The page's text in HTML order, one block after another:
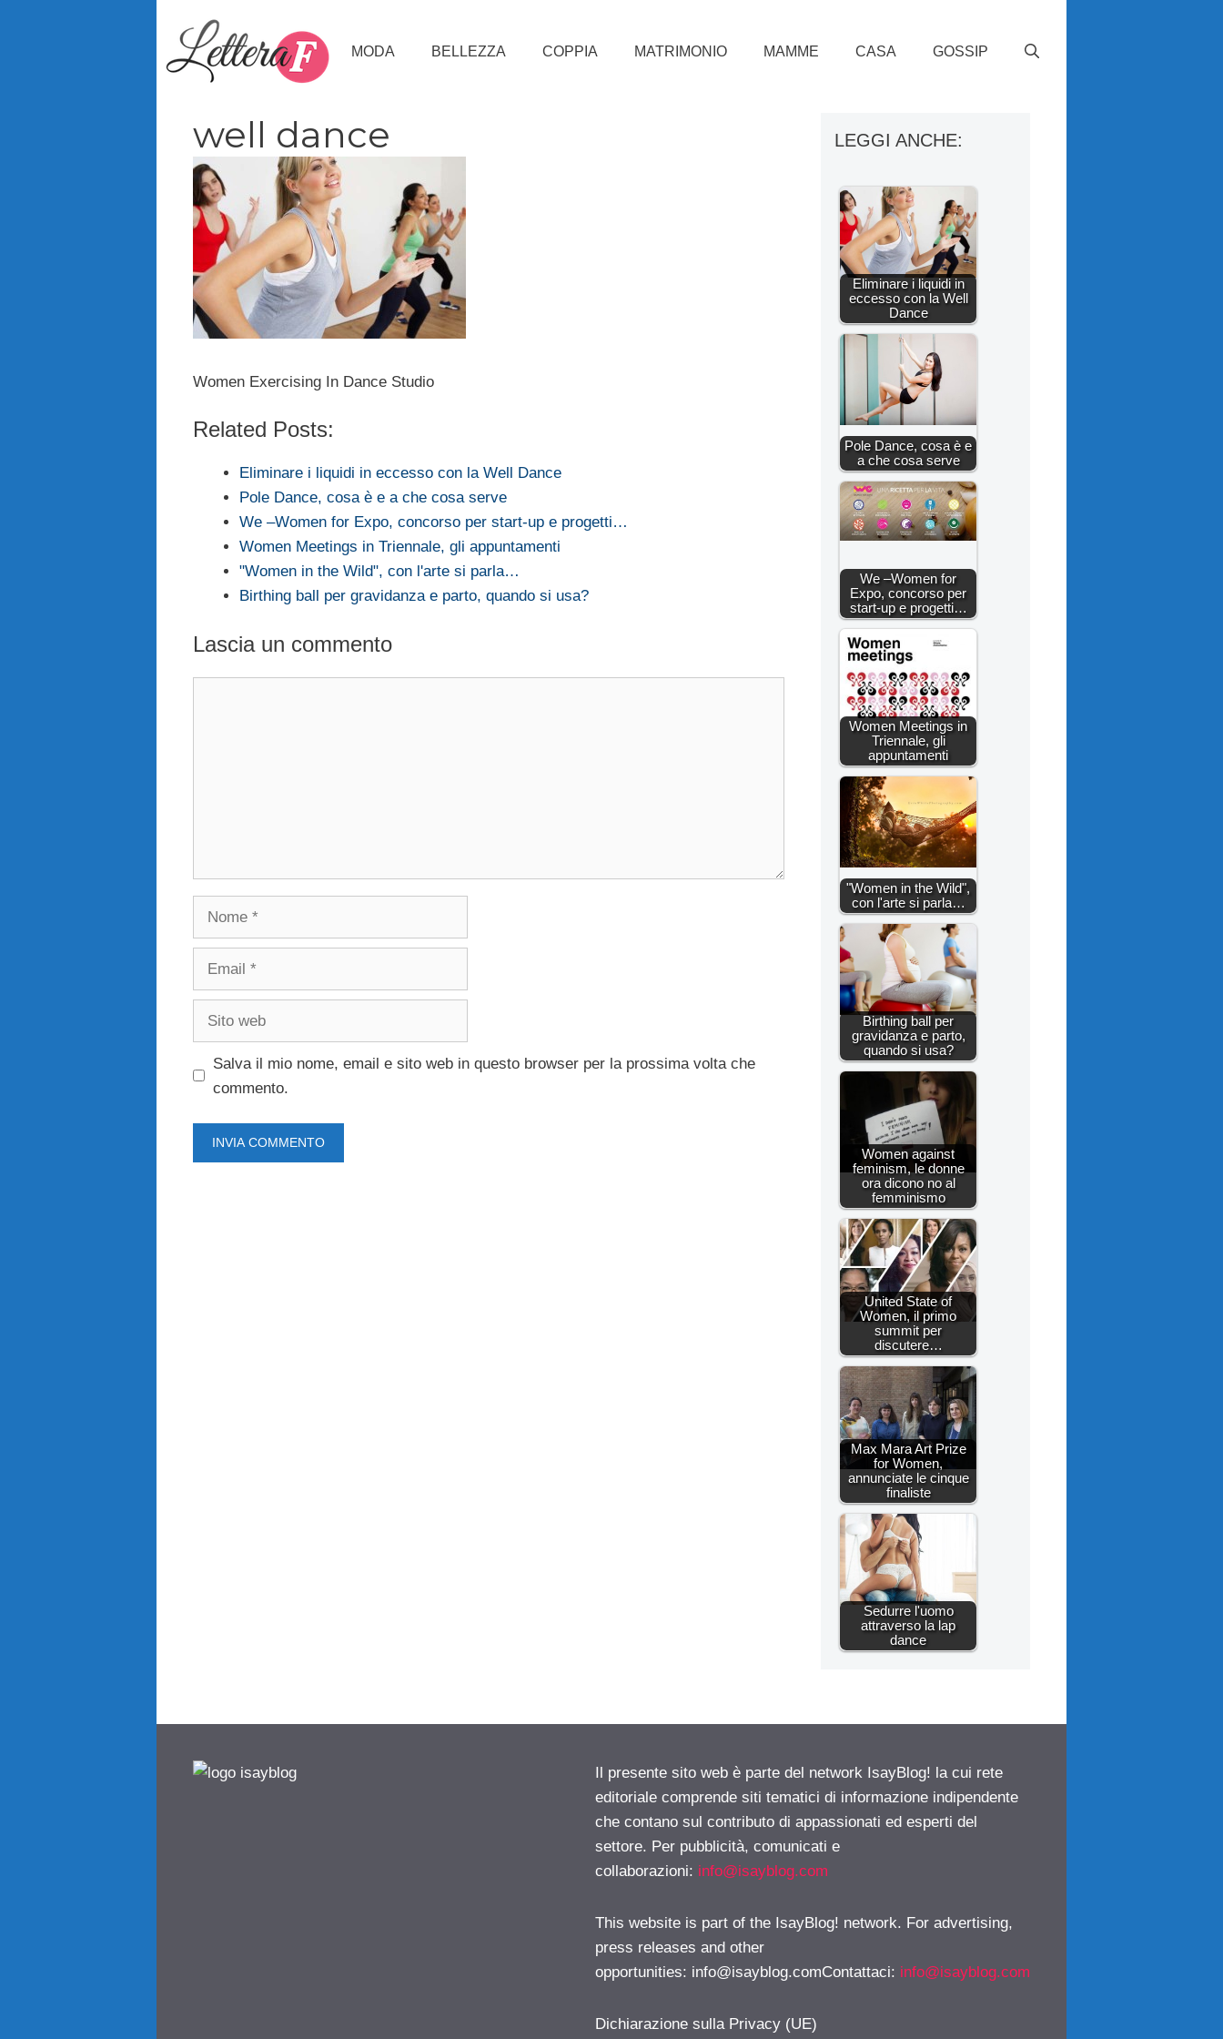
MODA BELLEZZA COPPIA MATRIMONIO MAMME CASA GOSSIP
well dance
Women Exercising In Dance Studio
Related Posts:
Eliminare i liquidi in eccesso con la Well Dance
Pole Dance, cosa è e a che cosa serve
We –Women for Expo, concorso per start-up e progetti…
Women Meetings in Triennale, gli appuntamenti
"Women in the Wild", con l'arte si parla…
Birthing ball per gravidanza e parto, quando si usa?
Lascia un commento
Salva il mio nome, email e sito web in questo browser per la prossima volta che
commento.
LEGGI ANCHE:
Eliminare i liquidi in
eccesso con la Well
Dance
Pole Dance, cosa è e
a che cosa serve
We –Women for
Expo, concorso per
start-up e progetti…
Women Meetings in
Triennale, gli
appuntamenti
"Women in the Wild",
con l'arte si parla…
Birthing ball per
gravidanza e parto,
quando si usa?
Women against
feminism, le donne
ora dicono no al
femminismo
United State of
Women, il primo
summit per
discutere…
Max Mara Art Prize
for Women,
annunciate le cinque
finaliste
Sedurre l'uomo
attraverso la lap
dance
Il presente sito web è parte del network IsayBlog! la cui rete
editoriale comprende siti tematici di informazione indipendente
che contano sul contributo di appassionati ed esperti del
settore. Per pubblicità, comunicati e
collaborazioni: info@isayblog.com
This website is part of the IsayBlog! network. For advertising,
press releases and other
opportunities: info@isayblog.comContattaci: info@isayblog.com
Dichiarazione sulla Privacy (UE)